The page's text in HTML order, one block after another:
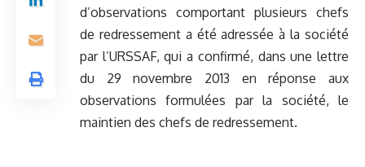
d’observations comportant plusieurs chefs
de redressement a été adressée à la société
par l’URSSAF, qui a confirmé, dans une lettre
du 29 novembre 2013 en réponse aux
observations formulées par la société, le
maintien des chefs de redressement.